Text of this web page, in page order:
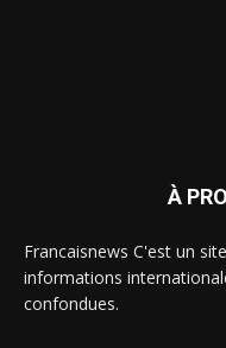
À
Francaisnews C'est un
informations
confondues.